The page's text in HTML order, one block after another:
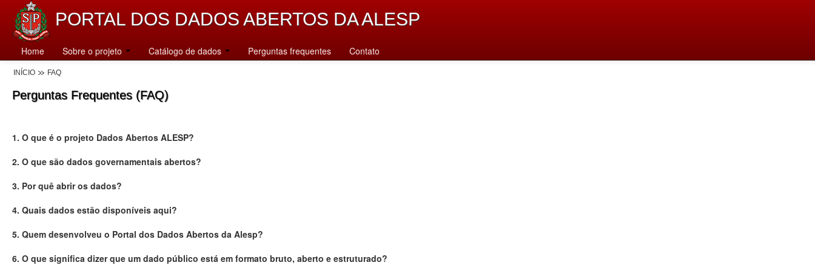
PORTAL DOS DADOS ABERTOS DA ALESP
Home Sobre o projeto Catálogo de dados Perguntas frequentes Contato
INÍCIO FAQ
Perguntas Frequentes (FAQ)
1. O que é o projeto Dados Abertos ALESP?
2. O que são dados governamentais abertos?
3. Por quê abrir os dados?
4. Quais dados estão disponíveis aqui?
5. Quem desenvolveu o Portal dos Dados Abertos da Alesp?
6. O que significa dizer que um dado público está em formato bruto, aberto e estruturado?